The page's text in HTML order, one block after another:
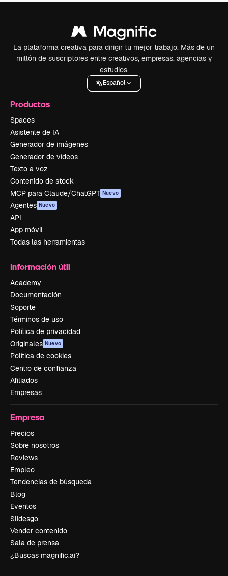
La plataforma creativa para dirigir tu mejor trabajo. Más de un
millón de suscriptores entre creativos, empresas, agencias y
estudios.
Español
Productos
Spaces
Asistente de IA
Generador de imágenes
Generador de vídeos
Texto a voz
Contenido de stock
MCP para Claude/ChatGPT Nuevo
Agentes Nuevo
API
App móvil
Todas las herramientas
Información útil
Academy
Documentación
Soporte
Términos de uso
Política de privacidad
Originales Nuevo
Política de cookies
Centro de confianza
Afiliados
Empresas
Empresa
Precios
Sobre nosotros
Reviews
Empleo
Tendencias de búsqueda
Blog
Eventos
Slidesgo
Vender contenido
Sala de prensa
¿Buscas magnific.ai?